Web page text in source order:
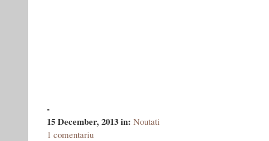
-
15 December, 2013in: Noutati
1 comentariu